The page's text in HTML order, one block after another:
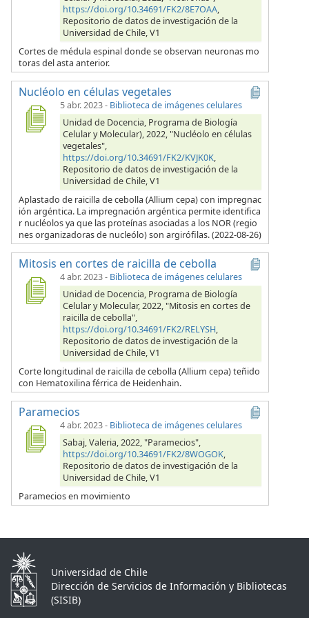
https://doi.org/10.34691/FK2/8E7OAA,
Repositorio de datos de investigación de la
Universidad de Chile, V1
Cortes de médula espinal donde se observan neuronas mo
toras del asta anterior.
Nucléolo en células vegetales
5 abr. 2023- Biblioteca de imágenes celulares
Unidad de Docencia, Programa de Biología
Celular y Molecular), 2022, "Nucléolo en células
vegetales",
https://doi.org/10.34691/FK2/KVJK0K,
Repositorio de datos de investigación de la
Universidad de Chile, V1
Aplastado de raicilla de cebolla (Allium cepa) con impregnac
ión argéntica. La impregnación argéntica permite identifica
r nucléolos ya que las proteínas asociadas a los NOR (regio
nes organizadoras de nucleólo) son argirófilas. (2022-08-26)
Mitosis en cortes de raicilla de cebolla
4 abr. 2023- Biblioteca de imágenes celulares
Unidad de Docencia, Programa de Biología
Celular y Molecular, 2022, "Mitosis en cortes de
raicilla de cebolla",
https://doi.org/10.34691/FK2/RELYSH,
Repositorio de datos de investigación de la
Universidad de Chile, V1
Corte longitudinal de raicilla de cebolla (Allium cepa) teñido
con Hematoxilina férrica de Heidenhain.
Paramecios
4 abr. 2023- Biblioteca de imágenes celulares
Sabaj, Valeria, 2022, "Paramecios",
https://doi.org/10.34691/FK2/8WOGOK,
Repositorio de datos de investigación de la
Universidad de Chile, V1
Paramecios en movimiento
Universidad de Chile
Dirección de Servicios de Información y Bibliotecas
(SISIB)